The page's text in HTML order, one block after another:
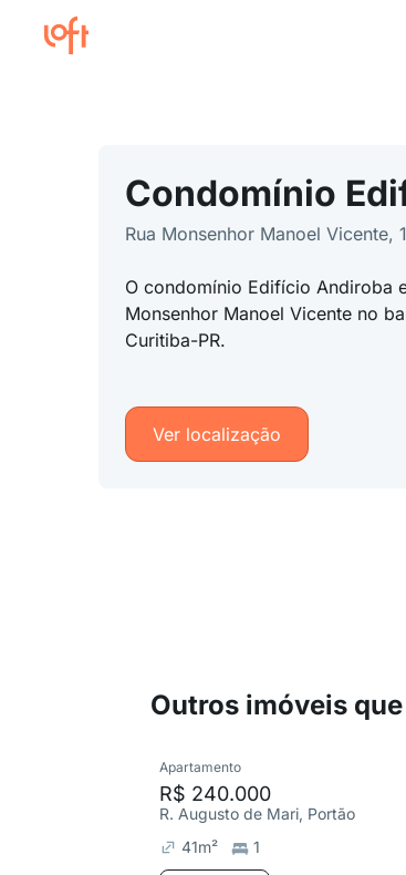
Condomínio
Rua Monsenhor Manoel Vicente,
O condomínio Edifício Andiroba
Monsenhor Manoel Vicente no
Curitiba-PR.
Ver localização
Outros imóveis
Apartamento
R$ 240.000
R. Augusto de Mari, Portão
41m² 1